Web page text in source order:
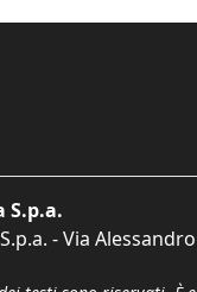
S.p.a.
- Via Alessandro